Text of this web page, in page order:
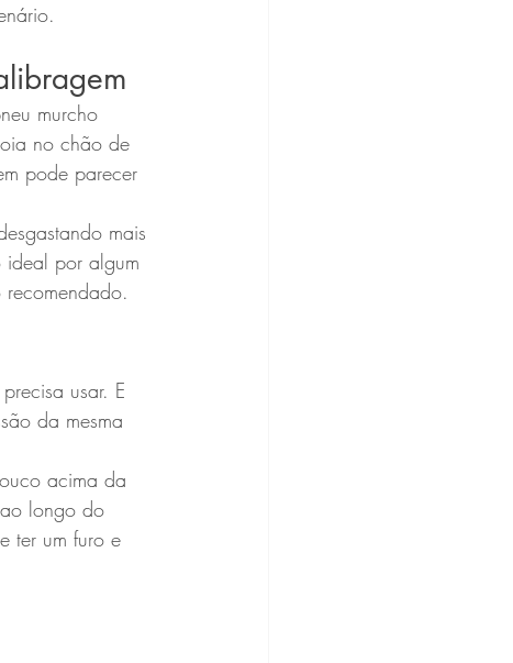
murcho
no chão de
pode parecer
mais
por algum
usar. E
da mesma
acima da
longo do
ter um furo e